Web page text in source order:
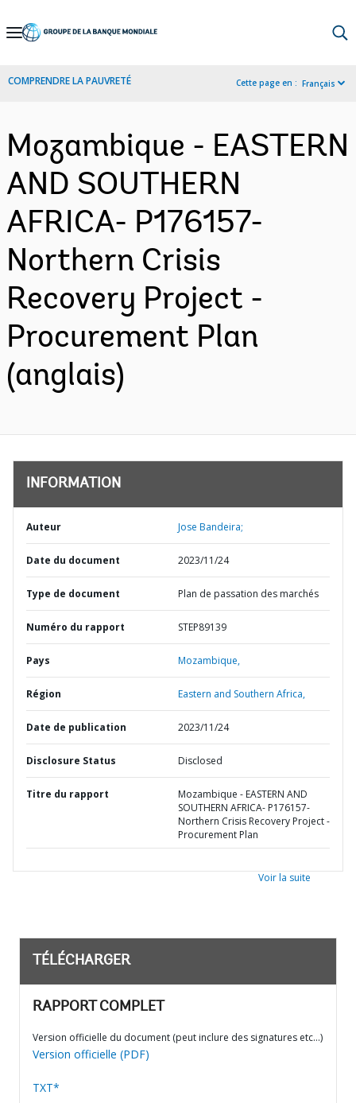
Skip
Navigation
COMPRENDRE LA PAUVRETÉ Cette page en : Français
Mozambique - EASTERN
AND SOUTHERN
AFRICA- P176157-
Northern Crisis
Recovery Project -
Procurement Plan
(anglais)
INFORMATION
Auteur Jose Bandeira;
Date du document 2023/11/24
Type de document Plan de passation des marchés
Numéro du rapport STEP89139
Pays Mozambique,
Région Eastern and Southern Africa,
Date de publication 2023/11/24
Disclosure Status Disclosed
Titre du rapport
Mozambique - EASTERN AND
SOUTHERN AFRICA- P176157-
Northern Crisis Recovery Project -
Procurement Plan
Voir la suite
TÉLÉCHARGER
RAPPORT COMPLET
Version officielle du document (peut inclure des signatures etc…)
Version officielle (PDF)
TXT*